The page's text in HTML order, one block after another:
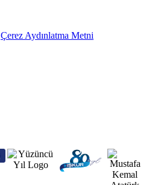
Çerez Aydınlatma Metni